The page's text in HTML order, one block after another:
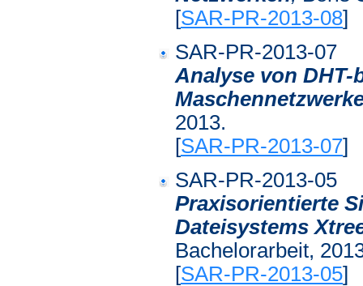
[SAR-PR-2013-08]
SAR-PR-2013-07
Analyse von
2013.
[SAR-PR-2013-07]
SAR-PR-2013-05
Praxisorientierte
Dateisystems
Bachelorarbeit,
[SAR-PR-2013-05]